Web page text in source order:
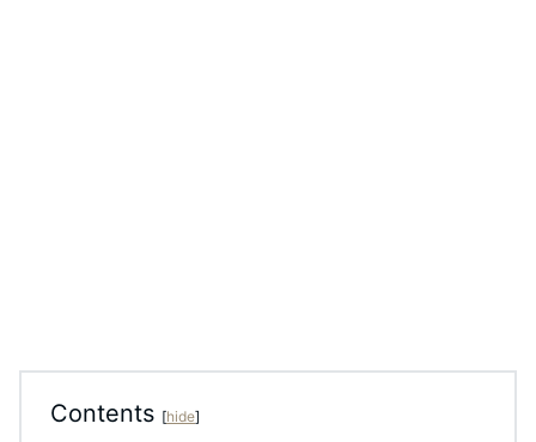
Contents [hide]